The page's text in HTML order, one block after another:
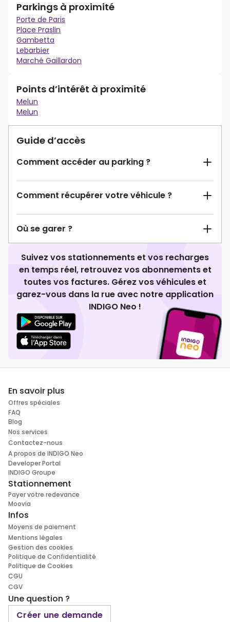
Parkings à proximité
Porte de Paris
Place Praslin
Gambetta
Lebarbier
Marché Gaillardon
Points d’intérêt à proximité
Melun
Melun
Guide d’accès
Comment accéder au parking ?
Comment récupérer votre véhicule ?
Où se garer ?
Suivez vos stationnements et vos recharges
en temps réel, retrouvez vos abonnements et
toutes vos factures. Gérez vos véhicules et
garez-vous dans la rue avec notre application
INDIGO Neo !
En savoir plus
Offres spéciales
FAQ
Blog
Nos services
Contactez-nous
A propos de INDIGO Neo
Developer Portal
INDIGO Groupe
Stationnement
Payer votre redevance
Moovia
Infos
Moyens de paiement
Mentions légales
Gestion des cookies
Politique de Confidentialité
Politique de Cookies
CGU
CGV
Une question ?
Créer une demande